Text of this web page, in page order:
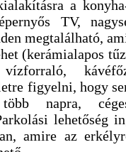
a
TV,
megtalálható,
(kerámialapos
figyelni, hogy
napra,
lehetőség
amire az